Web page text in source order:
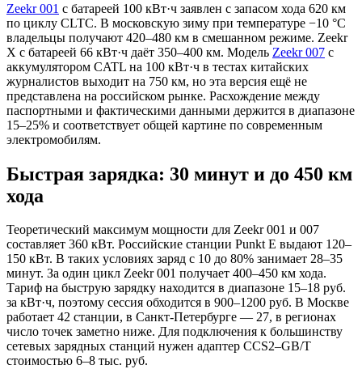
Zeekr 001 с батареей 100 кВт·ч заявлен с запасом хода 620 км
по циклу CLTC. В московскую зиму при температуре −10 °C
владельцы получают 420–480 км в смешанном режиме. Zeekr
X с батареей 66 кВт·ч даёт 350–400 км. Модель Zeekr 007 с
аккумулятором CATL на 100 кВт·ч в тестах китайских
журналистов выходит на 750 км, но эта версия ещё не
представлена на российском рынке. Расхождение между
паспортными и фактическими данными держится в диапазоне
15–25% и соответствует общей картине по современным
электромобилям.
Быстрая зарядка: 30 минут и до 450 км
хода
Теоретический максимум мощности для Zeekr 001 и 007
составляет 360 кВт. Российские станции Punkt E выдают 120–
150 кВт. В таких условиях заряд с 10 до 80% занимает 28–35
минут. За один цикл Zeekr 001 получает 400–450 км хода.
Тариф на быструю зарядку находится в диапазоне 15–18 руб.
за кВт·ч, поэтому сессия обходится в 900–1200 руб. В Москве
работает 42 станции, в Санкт-Петербурге — 27, в регионах
число точек заметно ниже. Для подключения к большинству
сетевых зарядных станций нужен адаптер CCS2–GB/T
стоимостью 6–8 тыс. руб.